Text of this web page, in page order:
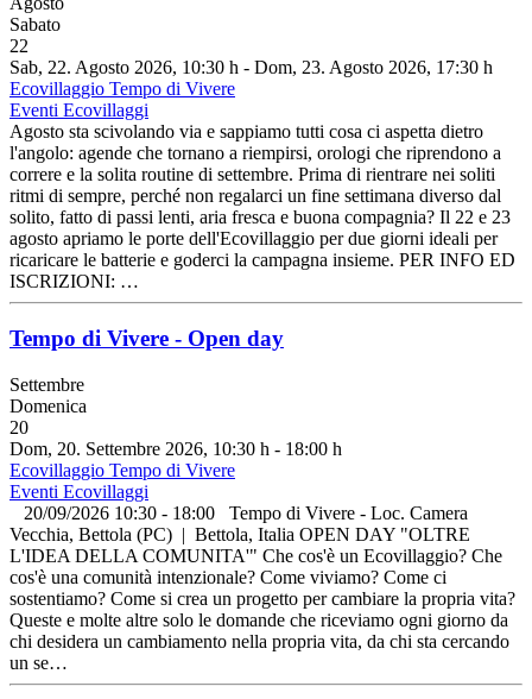
Sabato
22
Sab, 22. Agosto 2026, 10:30 h - Dom, 23. Agosto 2026, 17:30 h
Ecovillaggio Tempo di Vivere
Eventi Ecovillaggi
Agosto sta scivolando via e sappiamo tutti cosa ci aspetta dietro
l'angolo: agende che tornano a riempirsi, orologi che riprendono a
correre e la solita routine di settembre. Prima di rientrare nei soliti
ritmi di sempre, perché non regalarci un fine settimana diverso dal
solito, fatto di passi lenti, aria fresca e buona compagnia? Il 22 e 23
agosto apriamo le porte dell'Ecovillaggio per due giorni ideali per
ricaricare le batterie e goderci la campagna insieme. PER INFO ED
ISCRIZIONI: …
Tempo di Vivere - Open day
Settembre
Domenica
20
Dom, 20. Settembre 2026, 10:30 h - 18:00 h
Ecovillaggio Tempo di Vivere
Eventi Ecovillaggi
20/09/2026 10:30 - 18:00 Tempo di Vivere - Loc. Camera
Vecchia, Bettola (PC) | Bettola, Italia OPEN DAY "OLTRE
L'IDEA DELLA COMUNITA'" Che cos'è un Ecovillaggio? Che
cos'è una comunità intenzionale? Come viviamo? Come ci
sostentiamo? Come si crea un progetto per cambiare la propria vita?
Queste e molte altre solo le domande che riceviamo ogni giorno da
chi desidera un cambiamento nella propria vita, da chi sta cercando
un se…